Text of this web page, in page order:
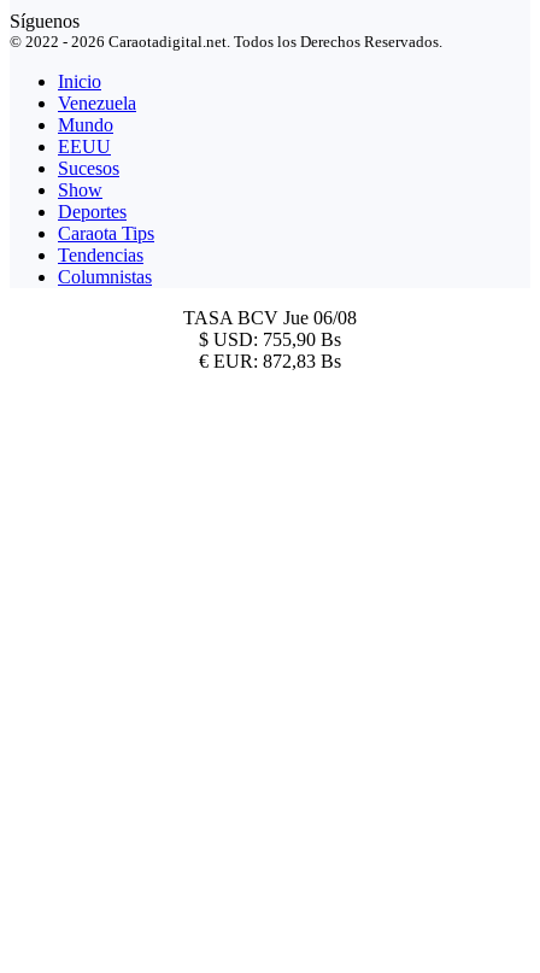
Síguenos
© 2022 - 2026 Caraotadigital.net. Todos los Derechos Reservados.
Inicio
Venezuela
Mundo
EEUU
Sucesos
Show
Deportes
Caraota Tips
Tendencias
Columnistas
TASA BCV Jue 06/08
$ USD: 755,90 Bs
€ EUR: 872,83 Bs